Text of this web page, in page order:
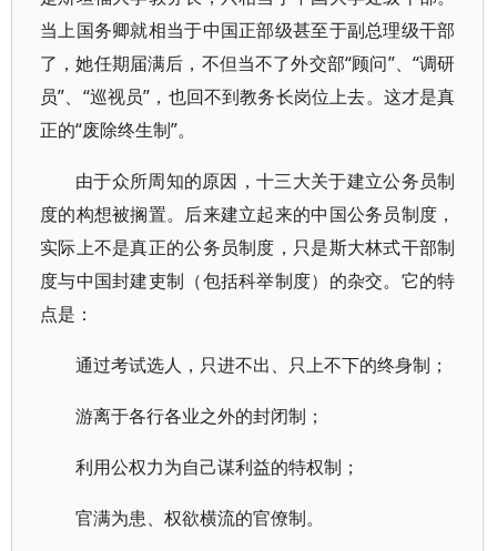
当上国务卿就相当于中国正部级甚至于副总理级干部
了，她任期届满后，不但当不了外交部“顾问”、“调研
员”、“巡视员”，也回不到教务长岗位上去。这才是真
正的“废除终生制”。
由于众所周知的原因，十三大关于建立公务员制
度的构想被搁置。后来建立起来的中国公务员制度，
实际上不是真正的公务员制度，只是斯大林式干部制
度与中国封建吏制（包括科举制度）的杂交。它的特
点是：
通过考试选人，只进不出、只上不下的终身制；
游离于各行各业之外的封闭制；
利用公权力为自己谋利益的特权制；
官满为患、权欲横流的官僚制。